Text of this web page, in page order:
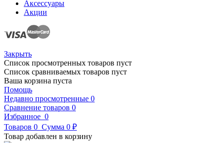
Аксессуары
Акции
Закрыть
Список просмотренных товаров пуст
Список сравниваемых товаров пуст
Ваша корзина пуста
Помощь
Недавно просмотренные 0
Сравнение товаров 0
Избранное 0
Товаров 0 Сумма 0 ₽
Товар добавлен в корзину